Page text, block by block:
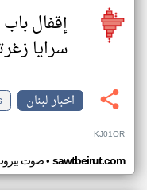
إقفال
سرايا
اخبار لبنان
KJ01OR
صوت بيروت• sawtbeirut.com